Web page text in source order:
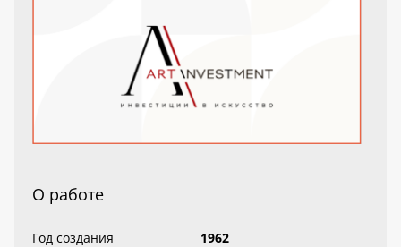
О работе
Год создания
1962